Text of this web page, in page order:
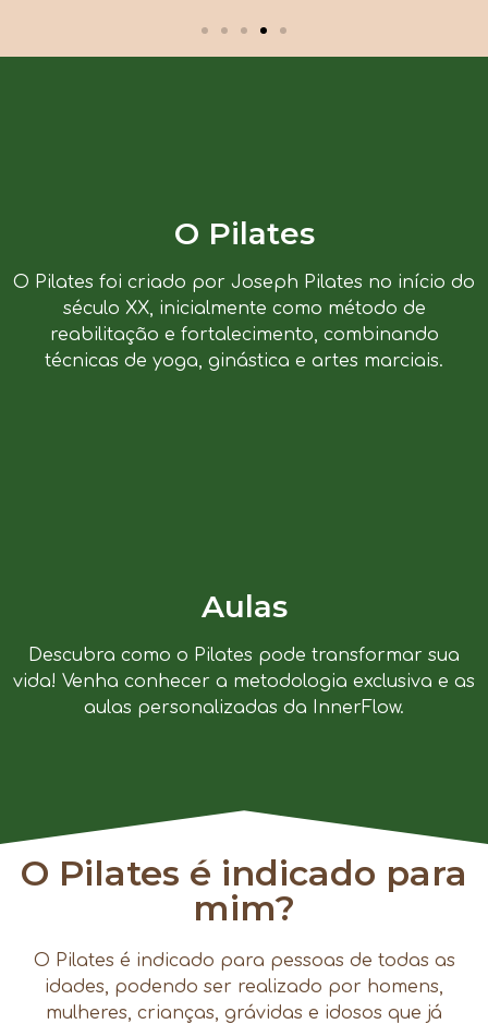
O Pilates
O Pilates foi criado por Joseph Pilates no início do
século XX, inicialmente como método de
reabilitação e fortalecimento, combinando
técnicas de yoga, ginástica e artes marciais.
Aulas
Descubra como o Pilates pode transformar sua
vida! Venha conhecer a metodologia exclusiva e as
aulas personalizadas da InnerFlow.
O Pilates é indicado para
mim?
O Pilates é indicado para pessoas de todas as
idades, podendo ser realizado por homens,
mulheres, crianças, grávidas e idosos que já